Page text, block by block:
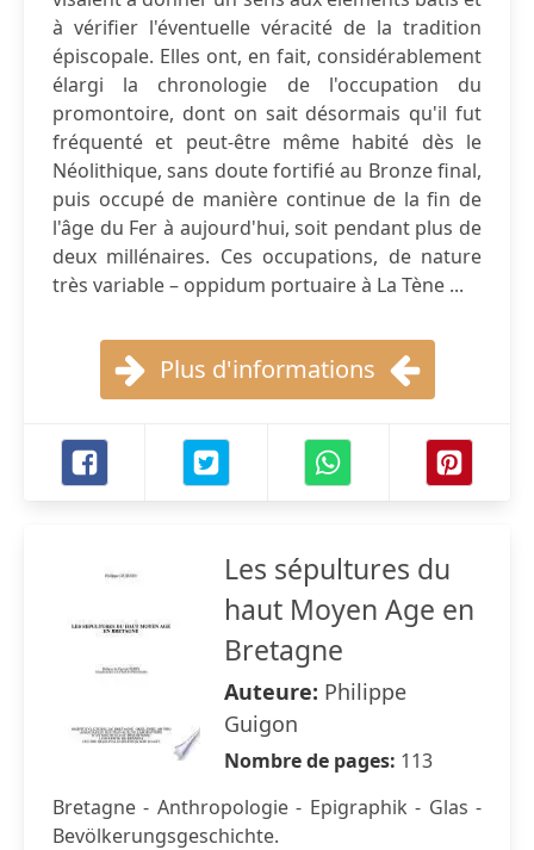
à vérifier l'éventuelle véracité de la tradition
épiscopale. Elles ont, en fait, considérablement
élargi la chronologie de l'occupation du
promontoire, dont on sait désormais qu'il fut
fréquenté et peut-être même habité dès le
Néolithique, sans doute fortifié au Bronze final,
puis occupé de manière continue de la fin de
l'âge du Fer à aujourd'hui, soit pendant plus de
deux millénaires. Ces occupations, de nature
très variable – oppidum portuaire à La Tène ...
Plus d'informations
Les sépultures du
haut Moyen Age en
Bretagne
Auteure: Philippe
Guigon
Nombre de pages: 113
Bretagne - Anthropologie - Epigraphik - Glas -
Bevölkerungsgeschichte.